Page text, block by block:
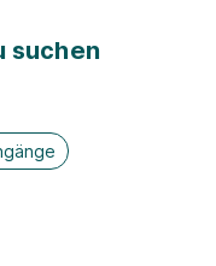
suchen